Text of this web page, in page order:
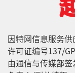
因特网信息服务
许可证编号137/
由通信与传媒部